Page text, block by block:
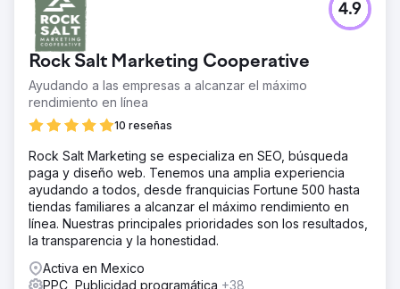
Rock Salt Marketing Cooperative
Ayudando a las empresas a alcanzar el máximo
rendimiento en línea
10 reseñas
4.9
Rock Salt Marketing se especializa en SEO, búsqueda
paga y diseño web. Tenemos una amplia experiencia
ayudando a todos, desde franquicias Fortune 500 hasta
tiendas familiares a alcanzar el máximo rendimiento en
línea. Nuestras principales prioridades son los resultados,
la transparencia y la honestidad.
Activa en Mexico
PPC, Publicidad programática +38